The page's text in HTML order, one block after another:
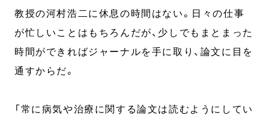
教授の河村浩二に休息の時間はない。日々の仕事
が忙しいことはもちろんだが、少しでもまとまった
時間ができればジャーナルを手に取り、論文に目を
通すからだ。
「常に病気や治療に関する論文は読むようにしてい